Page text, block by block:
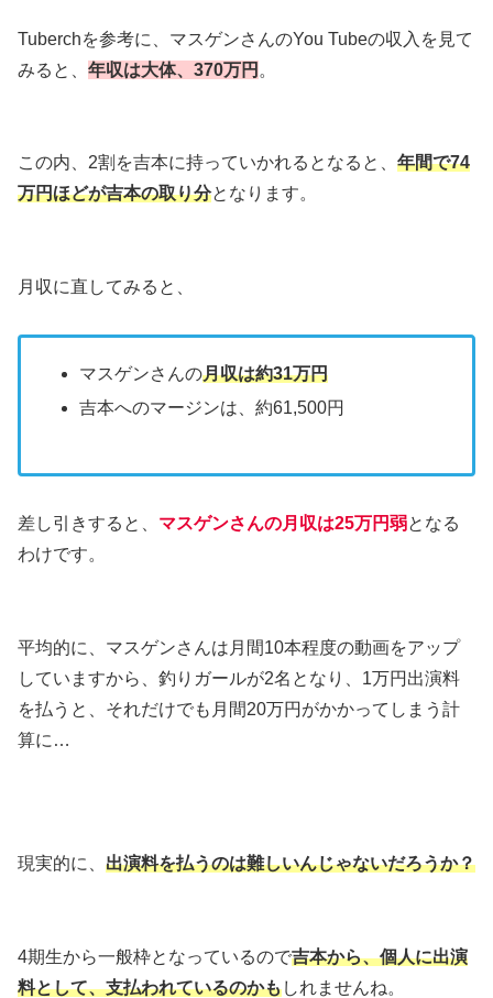
Tuberchを参考に、マスゲンさんのYou Tubeの収入を見て
みると、 年収は大体、370万円 。
この内、2割を吉本に持っていかれるとなると、 年間で74
万円ほどが吉本の取り分となります。
月収に直してみると、
マスゲンさんの月収は約31万円
吉本へのマージンは、約61,500円
差し引きすると、 マスゲンさんの月収は25万円弱となる
わけです。
平均的に、マスゲンさんは月間10本程度の動画をアップ
していますから、釣りガールが2名となり、1万円出演料
を払うと、それだけでも月間20万円がかかってしまう計
算に…
現実的に、 出演料を払うのは難しいんじゃないだろうか？
4期生から一般枠となっているので吉本から、個人に出演
料として、支払われているのかもしれませんね。